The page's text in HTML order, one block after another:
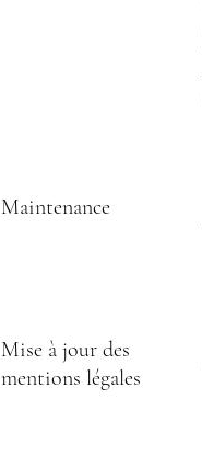
Maintenance
Mise à jour des
mentions légales